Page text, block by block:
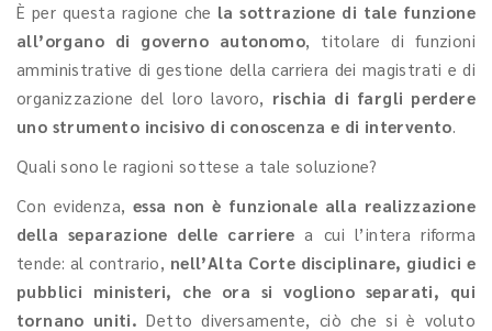
È per questa ragione che la sottrazione di tale funzione
all’organo di governo autonomo, titolare di funzioni
amministrative di gestione della carriera dei magistrati e di
organizzazione del loro lavoro, rischia di fargli perdere
uno strumento incisivo di conoscenza e di intervento.
Quali sono le ragioni sottese a tale soluzione?
Con evidenza, essa non è funzionale alla realizzazione
della separazione delle carriere a cui l’intera riforma
tende: al contrario, nell’Alta Corte disciplinare, giudici e
pubblici ministeri, che ora si vogliono separati, qui
tornano uniti. Detto diversamente, ciò che si è voluto